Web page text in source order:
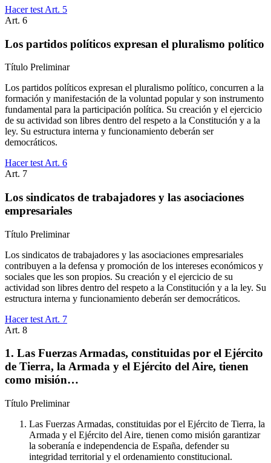
Hacer test Art. 5
Art. 6
Los partidos políticos expresan el pluralismo político
Título Preliminar
Los partidos políticos expresan el pluralismo político, concurren a la
formación y manifestación de la voluntad popular y son instrumento
fundamental para la participación política. Su creación y el ejercicio
de su actividad son libres dentro del respeto a la Constitución y a la
ley. Su estructura interna y funcionamiento deberán ser
democráticos.
Hacer test Art. 6
Art. 7
Los sindicatos de trabajadores y las asociaciones
empresariales
Título Preliminar
Los sindicatos de trabajadores y las asociaciones empresariales
contribuyen a la defensa y promoción de los intereses económicos y
sociales que les son propios. Su creación y el ejercicio de su
actividad son libres dentro del respeto a la Constitución y a la ley. Su
estructura interna y funcionamiento deberán ser democráticos.
Hacer test Art. 7
Art. 8
1. Las Fuerzas Armadas, constituidas por el Ejército
de Tierra, la Armada y el Ejército del Aire, tienen
como misión…
Título Preliminar
Las Fuerzas Armadas, constituidas por el Ejército de Tierra, la
Armada y el Ejército del Aire, tienen como misión garantizar
la soberanía e independencia de España, defender su
integridad territorial y el ordenamiento constitucional.